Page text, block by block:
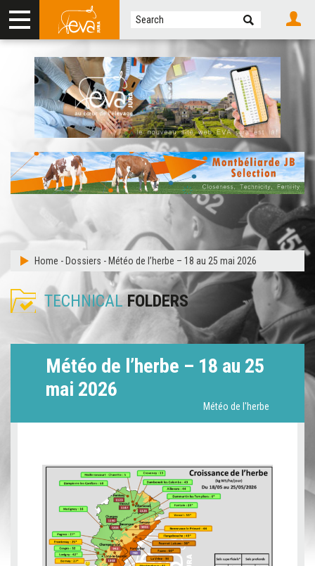
Home - Dossiers - Météo de l’herbe – 18 au 25 mai 2026
TECHNICALFOLDERS
Météo de l’herbe – 18 au 25
mai 2026
Météo de l'herbe